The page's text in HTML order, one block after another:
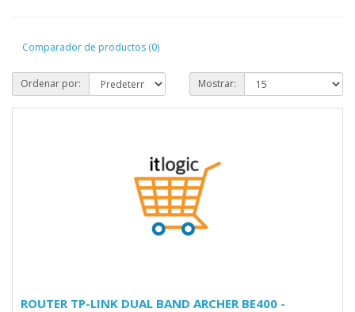
Comparador de productos (0)
Ordenar por: Mostrar:
ROUTER TP-LINK DUAL BAND ARCHER BE400 -